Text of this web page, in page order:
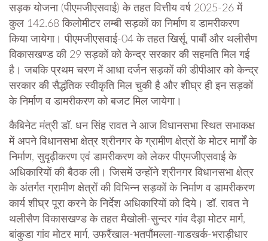
सड़क योजना (पीएमजीएसवाई) के तहत वित्तीय वर्ष 2025-26 में
कुल 142.68 किलोमीटर लम्बी सड़कों का निर्माण व डामरीकरण
किया जायेगा। पीएमजीएसवाई-04 के तहत खिर्सू, पाबौं और थलीसैण
विकासखण्ड की 29 सड़कों को केन्द्र सरकार की सहमति मिल गई
है। जबकि प्रथम चरण में आधा दर्जन सड़कों की डीपीआर को केन्द्र
सरकार की सैद्धंतिक स्वीकृति मिल चुकी है और शीघ्र ही इन सड़कों
के निर्माण व डामरीकरण को बजट मिल जायेगा।
कैबिनेट मंत्री डॉ. धन सिंह रावत ने आज विधानसभा स्थित सभाकक्ष
में अपने विधानसभा क्षेत्र श्रीनगर के ग्रामीण क्षेत्रों के मोटर मार्गों के
निर्माण, सुदृढ़ीकरण एवं डामरीकरण को लेकर पीएमजीएसवाई के
अधिकारियों की बैठक ली। जिसमें उन्होंने श्रीनगर विधानसभा क्षेत्र
के अंतर्गत ग्रामीण क्षेत्रों की विभिन्न सड़कों के निर्माण व डामरीकरण
कार्य शीघ्र पूरा करने के निर्देश अधिकारियों को दिये। डॉ. रावत ने
थलीसैण विकासखण्ड के तहत मैखोली-सुन्दर गांव दैड़ा मोटर मार्ग,
बांकुडा गांव मोटर मार्ग, उफरैंखाल-भतपौंमल्ला-गाडखर्क-भराड़ीधार